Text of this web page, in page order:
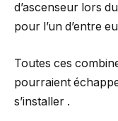
d’ascenseur lors
pour l’un d’entre
Toutes ces
pourraient
s’installer .